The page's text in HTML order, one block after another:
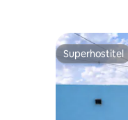
Superhostiteľ
Superhostiteľ